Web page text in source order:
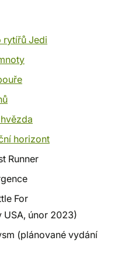
rytířů Jedi
horizont
Runner
For
únor 2023)
(plánované vydání